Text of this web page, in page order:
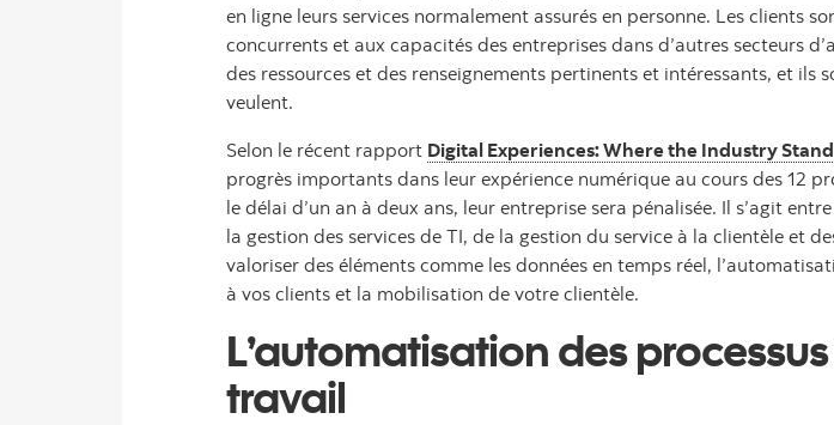
en ligne leurs services normalement assurés en personne. Les clients
concurrents et aux capacités des entreprises dans d’autres secteurs
des ressources et des renseignements pertinents et intéressants, et
veulent.
Selon le récent rapport Digital Experiences: Where the Industry
progrès importants dans leur expérience numérique au cours des 12
le délai d’un an à deux ans, leur entreprise sera pénalisée. Il s’agit
la gestion des services de TI, de la gestion du service à la clientèle et
valoriser des éléments comme les données en temps réel,
à vos clients et la mobilisation de votre clientèle.
L’automatisation des
travail